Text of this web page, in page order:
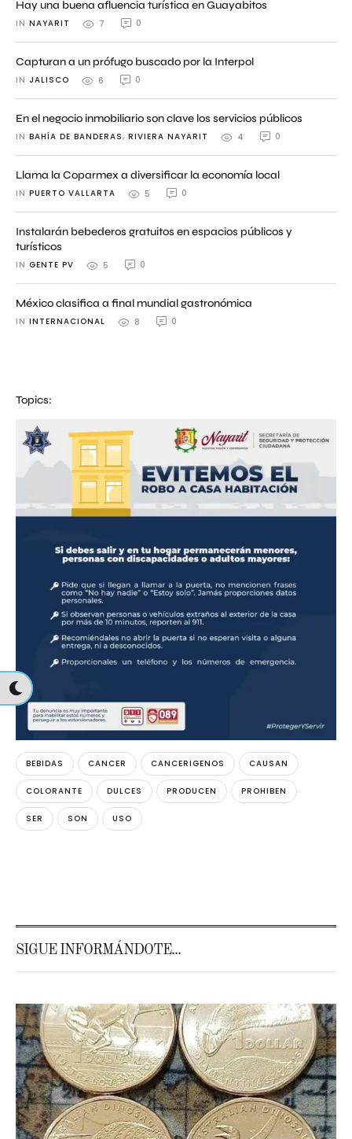
Hay una buena afluencia turística en Guayabitos
IN NAYARIT 7 0
Capturan a un prófugo buscado por la Interpol
IN JALISCO 6 0
En el negocio inmobiliario son clave los servicios públicos
IN BAHÍA DE BANDERAS, RIVIERA NAYARIT 4 0
Llama la Coparmex a diversificar la economía local
IN PUERTO VALLARTA 5 0
Instalarán bebederos gratuitos en espacios públicos y
turísticos
IN GENTE PV 5 0
México clasifica a final mundial gastronómica
IN INTERNACIONAL 8 0
Topics:
BEBIDAS CANCER CANCERIGENOS CAUSAN
COLORANTE DULCES PRODUCEN PROHIBEN
SER SON USO
SIGUE INFORMÁNDOTE...